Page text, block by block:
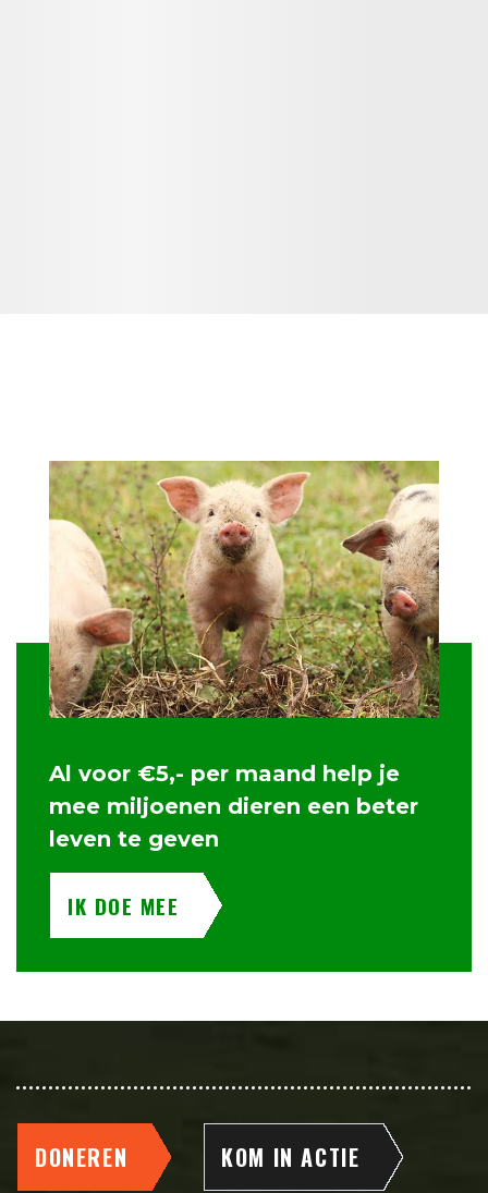
Al voor €5,- per maand help je
mee miljoenen dieren een beter
leven te geven
IK DOE MEE
DONEREN KOM IN ACTIE